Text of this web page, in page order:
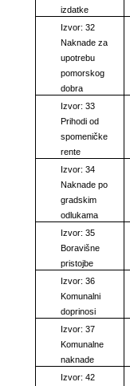
izdatke
Izvor: 32
Naknade za
upotrebu
pomorskog
dobra
Izvor: 33
Prihodi od
spomeničke
rente
Izvor: 34
Naknade po
gradskim
odlukama
Izvor: 35
Boravišne
pristojbe
Izvor: 36
Komunalni
doprinosi
Izvor: 37
Komunalne
naknade
Izvor: 42